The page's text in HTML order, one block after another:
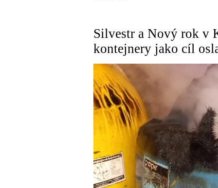
Silvestr a Nový rok v
kontejnery jako cíl